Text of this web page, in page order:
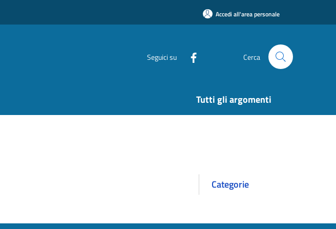
Accedi all'area personale
Seguici su Cerca
Tutti gli argomenti
Categorie